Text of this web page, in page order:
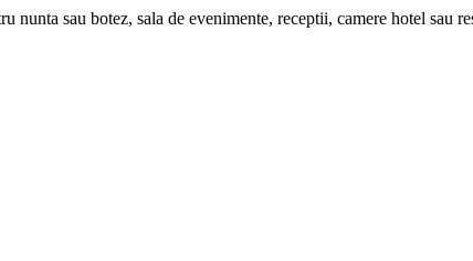
sau botez, sala de evenimente, receptii, camere hotel sau